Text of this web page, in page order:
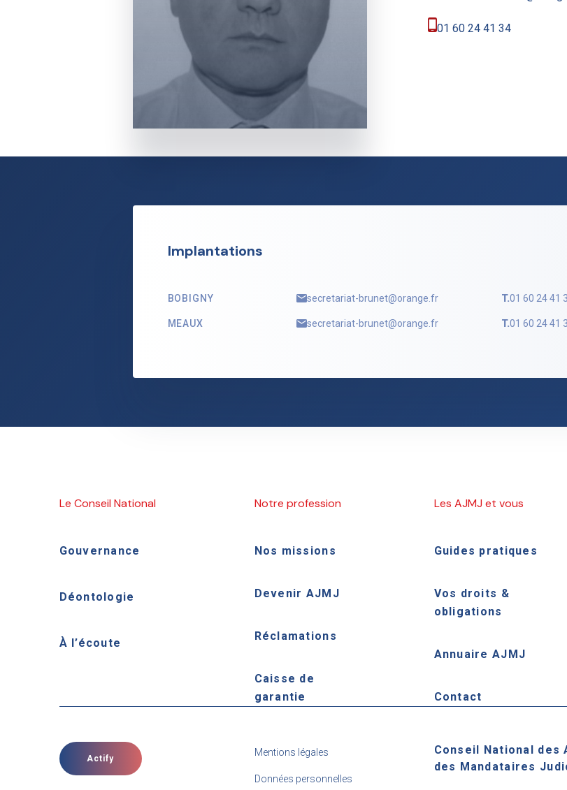
01 60 24 41 34
Implantations
BOBIGNY secretariat-brunet@orange.fr T.01 60 24 41
MEAUX secretariat-brunet@orange.fr T.01 60 24 41
Le Conseil National
Gouvernance
Déontologie
À l’écoute
Notre profession
Nos missions
Devenir AJMJ
Réclamations
Caisse de
garantie
Les AJMJ et vous
Guides pratiques
Vos droits &
obligations
Annuaire AJMJ
Contact
Actify
Mentions légales
Données personnelles
Conseil National
des Mandataires